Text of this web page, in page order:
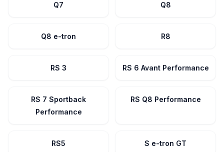
Q7 Q8
Q8 e-tron R8
RS 3 RS 6 Avant Performance
RS 7 Sportback
Performance
RS Q8 Performance
RS5 S e-tron GT